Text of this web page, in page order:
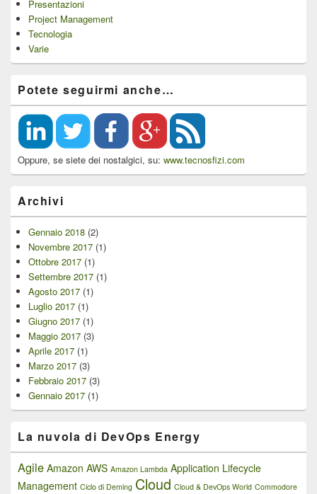
Presentazioni
Project Management
Tecnologia
Varie
Potete seguirmi anche…
Oppure, se siete dei nostalgici, su: www.tecnosfizi.com
Archivi
Gennaio 2018 (2)
Novembre 2017 (1)
Ottobre 2017 (1)
Settembre 2017 (1)
Agosto 2017 (1)
Luglio 2017 (1)
Giugno 2017 (1)
Maggio 2017 (3)
Aprile 2017 (1)
Marzo 2017 (3)
Febbraio 2017 (3)
Gennaio 2017 (1)
La nuvola di DevOps Energy
Agile Amazon AWS Amazon Lambda Application Lifecycle
Management Ciclo di Deming Cloud Cloud & DevOps World Commodore